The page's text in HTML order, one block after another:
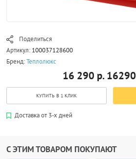
Поделиться
Артикул: 100037128600
Бренд:Теплолюкс
16 290 р. 16290
КУПИТЬ В 1 КЛИК
Доставка от 3-х дней
С ЭТИМ ТОВАРОМ ПОКУПАЮТ